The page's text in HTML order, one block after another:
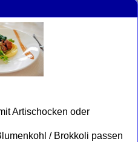
Artischocken oder
/ Brokkoli passen